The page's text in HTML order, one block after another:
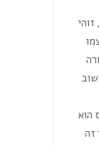
הוא
זה